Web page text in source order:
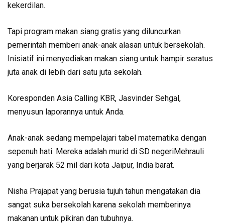
kekerdilan.
Tapi program makan siang gratis yang diluncurkan
pemerintah memberi anak-anak alasan untuk bersekolah.
Inisiatif ini menyediakan makan siang untuk hampir seratus
juta anak di lebih dari satu juta sekolah.
Koresponden Asia Calling KBR, Jasvinder Sehgal,
menyusun laporannya untuk Anda.
Anak-anak sedang mempelajari tabel matematika dengan
sepenuh hati. Mereka adalah murid di SD negeriMehrauli
yang berjarak 52 mil dari kota Jaipur, India barat.
Nisha Prajapat yang berusia tujuh tahun mengatakan dia
sangat suka bersekolah karena sekolah memberinya
makanan untuk pikiran dan tubuhnya.